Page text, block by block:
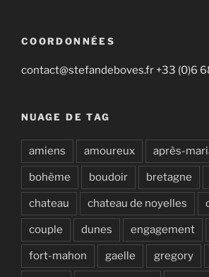
COORDONNÉES
contact@stefandeboves.fr +33 (0)6
NUAGE DE TAG
amiens amoureux après-
bohème boudoir bretagne
chateau chateau de noyelles
couple dunes engagement
fort-mahon gaelle gregory